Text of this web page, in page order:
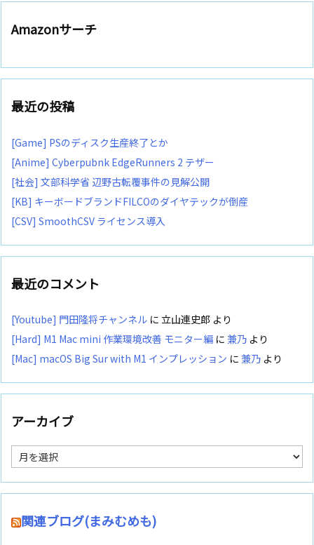
Amazonサーチ
最近の投稿
[Game] PSのディスク生産終了とか
[Anime] Cyberpubnk EdgeRunners 2 テザー
[社会] 文部科学省 辺野古転覆事件の見解公開
[KB] キーボードブランドFILCOのダイヤテックが倒産
[CSV] SmoothCSV ライセンス導入
最近のコメント
[Youtube] 門田隆将チャンネル に 立山連史郎 より
[Hard] M1 Mac mini 作業環境改善 モニター編 に 兼乃 より
[Mac] macOS Big Sur with M1 インプレッション に 兼乃 より
アーカイブ
ア
ー
カ
イ
関連ブログ(まみむめも)